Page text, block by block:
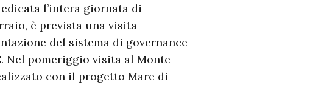
l’intera giornata di
è prevista una visita
del sistema di governance
Nel pomeriggio visita al Monte
con il progetto Mare di